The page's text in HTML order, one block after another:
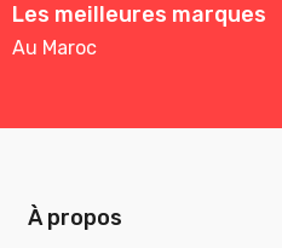
Les meilleures marques
Au Maroc
À propos